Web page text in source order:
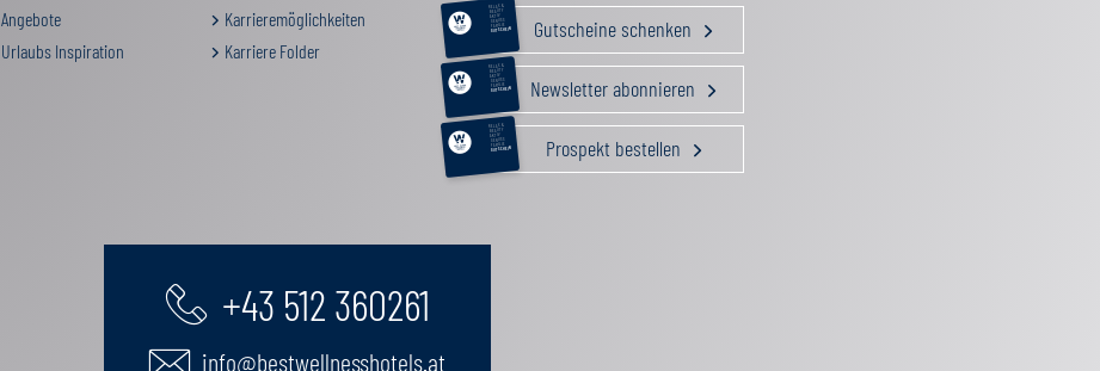
Angebote
Urlaubs Inspiration
Karrieremöglichkeiten
Karriere Folder
RELAX &
BEAUTY
AKTIV
GENUSS
FAMILIE
GUTSCHEIN Gutscheine schenken
RELAX &
BEAUTY
AKTIV
GENUSS
FAMILIE
GUTSCHEIN Newsletter abonnieren
RELAX &
BEAUTY
AKTIV
GENUSS
FAMILIE
GUTSCHEIN Prospekt bestellen
+43 512 360261
info@bestwellnesshotels.at